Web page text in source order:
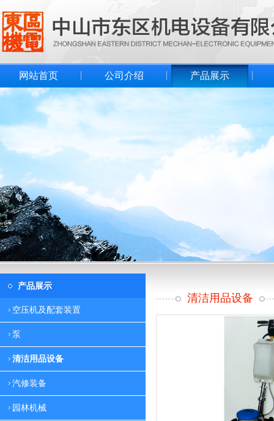
网站首页 公司介绍 产品展示
产品展示
空压机及配套装置
泵
清洁用品设备
汽修装备
园林机械
清洁用品设备